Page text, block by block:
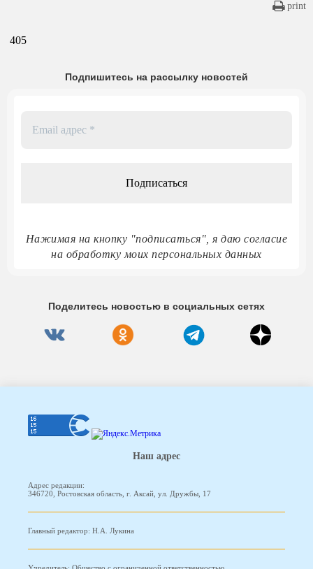
print
405
Подпишитесь на рассылку новостей
Нажимая на кнопку "подписаться", я даю согласие
на обработку моих персональных данных
Поделитесь новостью в социальных сетях
Наш адрес
Адрес редакции:
346720, Ростовская область, г. Аксай, ул. Дружбы, 17
Главный редактор: Н.А. Лукина